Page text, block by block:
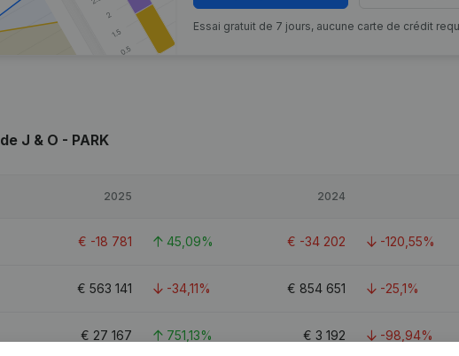
Essai gratuit de 7 jours, aucune carte de crédit
de J & O - PARK
2025 2024
€ -18 781 45,09% € -34 202 -120,55%
€ 563 141 -34,11% € 854 651 -25,1%
€ 27 167 751,13% € 3 192 -98,94%